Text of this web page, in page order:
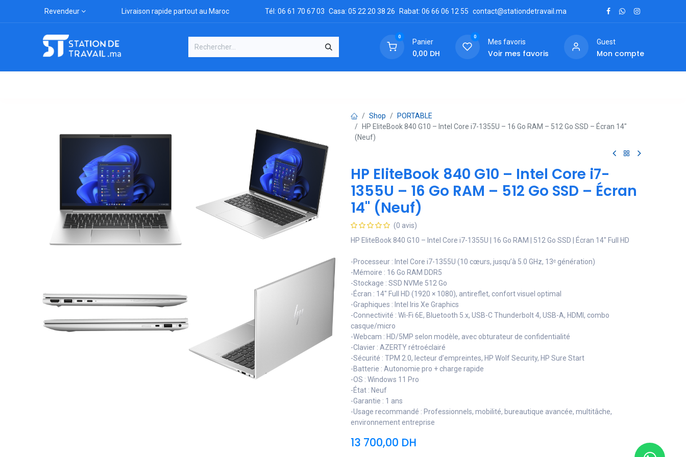
Revendeur Livraison rapide partout au Maroc Tél: 06 61 70 67 03 Casa: 05 22 20 38 26 Rabat: 06 66 06 12 55 contact@stationdetravail.ma
0
Panier
0,00 DH
0
Mes favoris
Voir mes favoris
Guest
Mon compte
Shop
PORTABLE
HP EliteBook 840 G10 – Intel Core i7-1355U – 16 Go RAM – 512 Go SSD – Écran 14"
(Neuf)
HP EliteBook 840 G10 – Intel Core i7-
1355U – 16 Go RAM – 512 Go SSD – Écran
14" (Neuf)
(0 avis)
HP EliteBook 840 G10 – Intel Core i7-1355U | 16 Go RAM | 512 Go SSD | Écran 14" Full HD
-Processeur : Intel Core i7-1355U (10 cœurs, jusqu’à 5.0 GHz, 13ᵉ génération)
-Mémoire : 16 Go RAM DDR5
-Stockage : SSD NVMe 512 Go
-Écran : 14" Full HD (1920 × 1080), antireflet, confort visuel optimal
-Graphiques : Intel Iris Xe Graphics
-Connectivité : Wi-Fi 6E, Bluetooth 5.x, USB-C Thunderbolt 4, USB-A, HDMI, combo
casque/micro
-Webcam : HD/5MP selon modèle, avec obturateur de confidentialité
-Clavier : AZERTY rétroéclairé
-Sécurité : TPM 2.0, lecteur d’empreintes, HP Wolf Security, HP Sure Start
-Batterie : Autonomie pro + charge rapide
-OS : Windows 11 Pro
-État : Neuf
-Garantie : 1 ans
-Usage recommandé : Professionnels, mobilité, bureautique avancée, multitâche,
environnement entreprise
13 700,00 DH